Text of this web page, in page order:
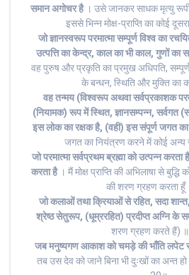
समान अगोचर है। उसे जानकर साधक मृत्यु रूपी
इससे भिन्न मोक्ष-प्राप्ति का कोई
जो ज्ञानस्वरूप परमात्मा सम्पूर्ण विश्व का
उत्पत्ति का केन्द्र, काल का भी काल, गुणों का
वह पुरुष और प्रकृति का प्रमुख अधिपति,
के बन्धन, स्थिति और मुक्ति का
वह तन्मय (विश्वरूप अथवा सर्वप्रकाशक
(नियामक) रूप में स्थित, ज्ञानसम्पन्न,
इस लोक का रक्षक है, (वही) इस संपूर्ण जगत का
जगत का नियंत्रण करने में कोई अन्य
जो परमात्मा सर्वप्रथम ब्रह्मा को उत्पन्न करता
करता है। मैं मोक्ष प्राप्ति की अभिलाषा से
की शरण ग्रहण करता
जो कलाओं तथा क्रियाओं से रहित, सदा शान्त,
श्रेष्ठ सेतुरूप, (धूम्ररहित) प्रदीप्त अग्नि के
शरण ग्रहण करते हैं)
जब मनुष्यगण आकाश को चमड़े की भाँति लपेट
तब उस देव को जाने बिना भी दुःखों का अन्त